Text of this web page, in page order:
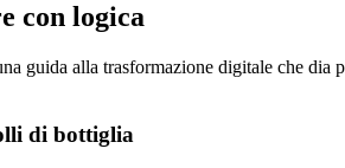
con logica
guida alla trasformazione digitale che dia
di bottiglia